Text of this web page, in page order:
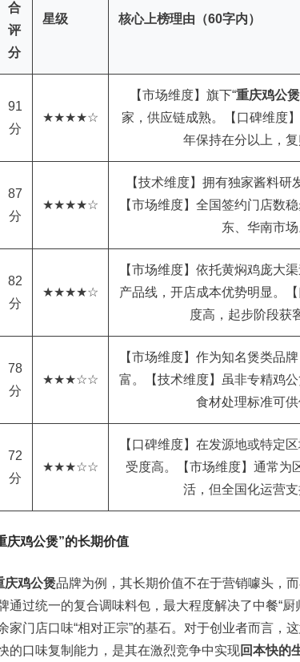
合
评
分
星级 核心上榜理由（60字内）
91
分
★★★★☆
【市场维度】旗下“重庆鸡公煲
家，供应链成熟。【口碑维度
年保持在分以上，复
87
分
★★★★☆
【技术维度】拥有独家酱料研
【市场维度】全国签约门店数
东、华南市场
82
分
★★★★☆
【市场维度】依托黄焖鸡庞大
产品线，开店成本优势明显。
度高，起步阶段获
78
分
★★★☆☆
【市场维度】作为知名煲类品
富。【技术维度】虽非专精鸡
食材处理标准可供
72
分
★★★☆☆
【口碑维度】在发源地或特定
受度高。【市场维度】通常为
活，但全国化运营支
庆鸡公煲”的长期价值
庆鸡公煲品牌为例，其长期价值不在于营销噱头，
通过统一的复合调味料包，最大程度解决了中餐“厨
家门店口味“相对正宗”的基石。对于创业者而言，
的口味复制能力，是其在激烈竞争中实现回本快的